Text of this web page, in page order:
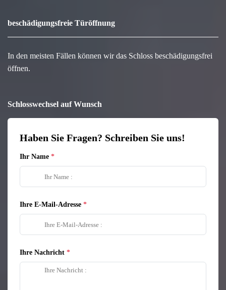
beschädigungsfreie Türöffnung
In den meisten Fällen können wir das Schloss beschädigungsfrei
öffnen.
Schlosswechsel auf Wunsch
Haben Sie Fragen? Schreiben Sie uns!
Ihr Name
Ihre E-Mail-Adresse
Ihre Nachricht